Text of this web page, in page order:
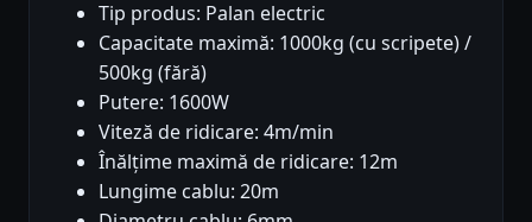
Tip produs: Palan electric
Capacitate maximă: 1000kg (cu scripete) /
500kg (fără)
Putere: 1600W
Viteză de ridicare: 4m/min
Înălțime maximă de ridicare: 12m
Lungime cablu: 20m